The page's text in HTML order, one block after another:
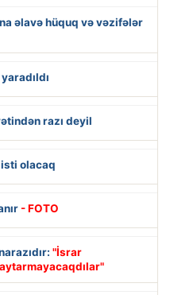
əlavə hüquq və vəzifələr
razı deyil
olacaq
- FOTO
"İsrar